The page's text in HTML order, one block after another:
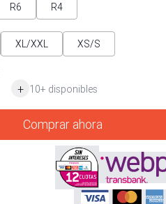
R6 R4
XL/XXL XS/S
+ 10+ disponibles
Comprar ahora